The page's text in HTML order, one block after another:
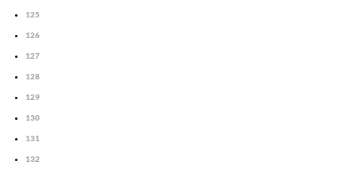
125
126
127
128
129
130
131
132